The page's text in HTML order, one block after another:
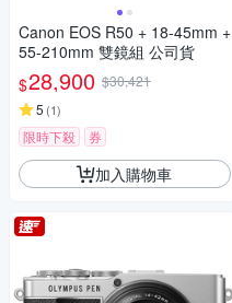
Canon EOS R50 + 18-45mm +
55-210mm 雙鏡組 公司貨
$28,900 $30,421
5 (1)
限時下殺 券
加入購物車